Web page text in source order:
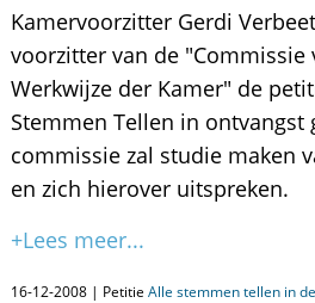
Kamervoorzitter Gerdi
voorzitter van de "Commissie
Werkwijze der Kamer" de
Stemmen Tellen in ontvangst
commissie zal studie maken
en zich hierover uitspreken.
+Lees meer...
16-12-2008 | Petitie Alle stemmen tellen in